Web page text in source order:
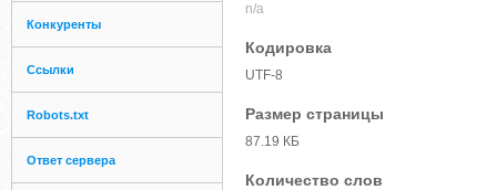
Конкуренты
Ссылки
Robots.txt
Ответ сервера
n/a
Кодировка
UTF-8
Размер страницы
87.19 КБ
Количество слов